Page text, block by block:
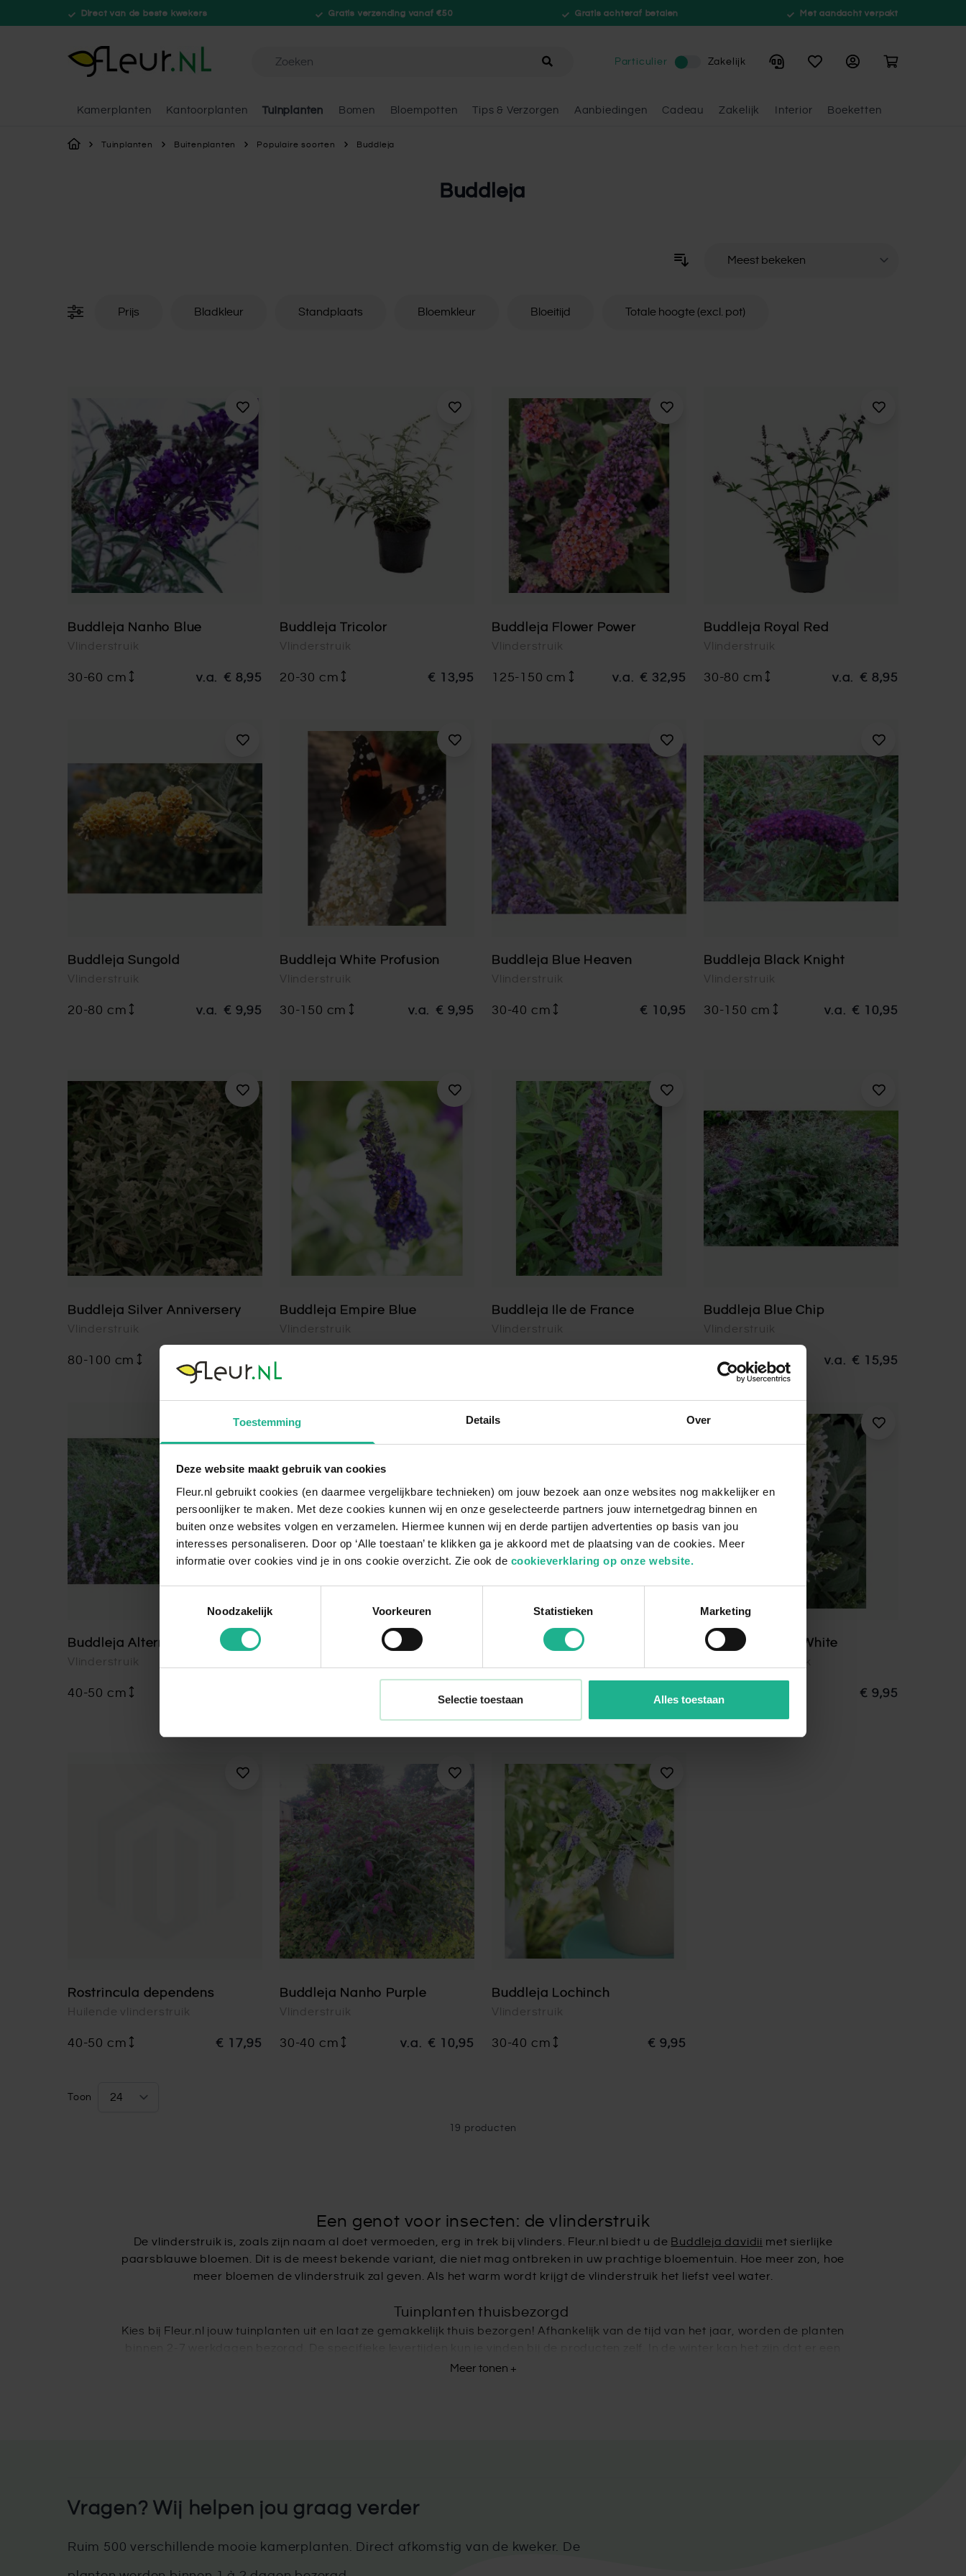
Toestemming Details Over
Deze website maakt gebruik van cookies
Fleur.nl gebruikt cookies (en daarmee vergelijkbare technieken) om jouw bezoek aan onze websites nog makkelijker en
persoonlijker te maken. Met deze cookies kunnen wij en onze geselecteerde partners jouw internetgedrag binnen en
buiten onze websites volgen en verzamelen. Hiermee kunnen wij en derde partijen advertenties op basis van jou
interesses personaliseren. Door op ‘Alle toestaan’ te klikken ga je akkoord met de plaatsing van de cookies. Meer
informatie over cookies vind je in ons cookie overzicht. Zie ook de cookieverklaring op onze website.
Noodzakelijk
Voorkeuren Statistieken Marketing
Selectie toestaan Alles toestaan
Direct van de beste kwekers Gratis verzending vanaf €50 Gratis achteraf betalen Met aandacht verpakt
Kamerplanten Kantoorplanten Tuinplanten Bomen Bloempotten Tips & Verzorgen Aanbiedingen Cadeau Zakelijk Interior Boeketten
Particulier Zakelijk Winkelwagen
Tuinplanten Buitenplanten Populaire soorten Buddleja
Buddleja
Prijs Bladkleur Standplaats Bloemkleur Bloeitijd Totale hoogte (excl. pot)
Buddleja Nanho Blue
Vlinderstruik
30-60 cm v.a. € 8,95
Buddleja Tricolor
Vlinderstruik
20-30 cm € 13,95
Buddleja Flower Power
Vlinderstruik
125-150 cm v.a. € 32,95
Buddleja Royal Red
Vlinderstruik
30-80 cm v.a. € 8,95
Buddleja Sungold
Vlinderstruik
20-80 cm v.a. € 9,95
Buddleja White Profusion
Vlinderstruik
30-150 cm v.a. € 9,95
Buddleja Blue Heaven
Vlinderstruik
30-40 cm € 10,95
Buddleja Black Knight
Vlinderstruik
30-150 cm v.a. € 10,95
Buddleja Silver Anniversery
Vlinderstruik
80-100 cm
Buddleja Empire Blue
Vlinderstruik
Buddleja Ile de France
Vlinderstruik
Buddleja Blue Chip
Vlinderstruik
20-50 cm v.a. € 15,95
Buddleja Alternifolia
Vlinderstruik
40-50 cm
Buddleja African Queen
€ 10,95
Buddleja Purple Chip
20-30 cm € 15,95
Buddleja Snow White
30-40 cm € 9,95
Rostrincula dependens
Huilende vlinderstruik
40-50 cm € 17,95
Buddleja Nanho Purple
Vlinderstruik
30-40 cm v.a. € 10,95
Buddleja Lochinch
Vlinderstruik
30-40 cm € 9,95
Toon
19 producten
Een genot voor insecten: de vlinderstruik
De vlinderstruik is, zoals zijn naam al doet vermoeden, erg in trek bij vlinders. Fleur.nl biedt u de Buddleja davidii met sierlijke
paarsblauwe bloemen. Dit is de meest bekende variant, die niet mag ontbreken in uw prachtige bloementuin. Hoe meer zon, hoe
meer bloemen de vlinderstruik zal geven. Als het warm wordt krijgt de vlinderstruik het liefst veel water.
Tuinplanten thuisbezorgd
Kies bij Fleur.nl jouw tuinplanten uit en laat ze gemakkelijk thuis bezorgen! Afhankelijk van de tijd van het jaar, worden de planten
kaal plantje bezorgd wordt, omdat de soort zijn blad verliest in de winter. In het voorjaar zullen ze weer uitlopen en mooie, volle
Meer tonen +
Vragen? Wij helpen jou graag verder
Ruim 500 verschillende mooie kamerplanten. Direct afkomstig van de kweker. De